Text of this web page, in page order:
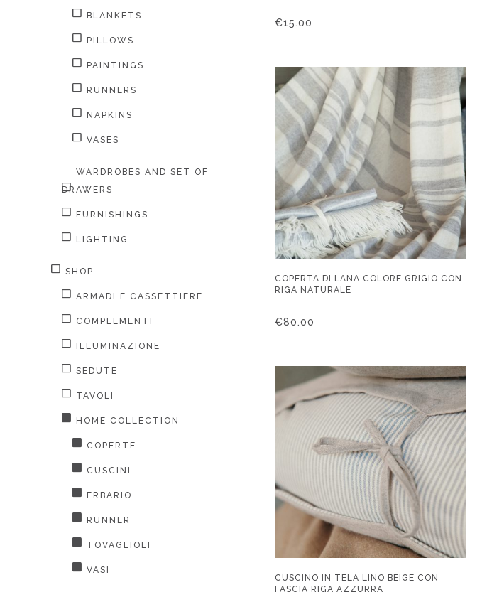
BLANKETS
PILLOWS
PAINTINGS
RUNNERS
NAPKINS
VASES
WARDROBES AND SET OF
DRAWERS
FURNISHINGS
LIGHTING
SHOP
ARMADI E CASSETTIERE
COMPLEMENTI
ILLUMINAZIONE
SEDUTE
TAVOLI
HOME COLLECTION
COPERTE
CUSCINI
ERBARIO
RUNNER
TOVAGLIOLI
VASI
€15.00
COPERTA DI LANA COLORE GRIGIO CON
RIGA NATURALE
€80.00
CUSCINO IN TELA LINO BEIGE CON
FASCIA RIGA AZZURRA